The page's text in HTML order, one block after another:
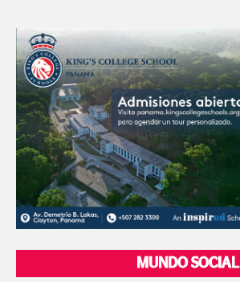
MUNDO SOCIAL